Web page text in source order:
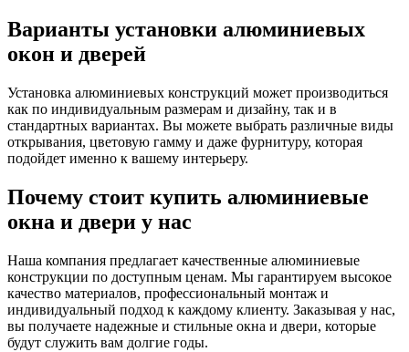
Варианты установки алюминиевых
окон и дверей
Установка алюминиевых конструкций может производиться
как по индивидуальным размерам и дизайну, так и в
стандартных вариантах. Вы можете выбрать различные виды
открывания, цветовую гамму и даже фурнитуру, которая
подойдет именно к вашему интерьеру.
Почему стоит купить алюминиевые
окна и двери у нас
Наша компания предлагает качественные алюминиевые
конструкции по доступным ценам. Мы гарантируем высокое
качество материалов, профессиональный монтаж и
индивидуальный подход к каждому клиенту. Заказывая у нас,
вы получаете надежные и стильные окна и двери, которые
будут служить вам долгие годы.